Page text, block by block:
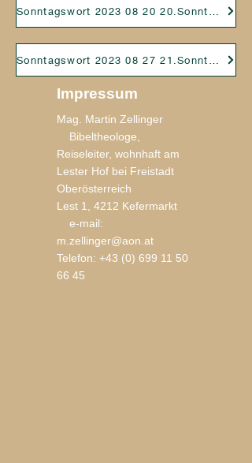
Impressum
Mag. Martin Zellinger
Bibeltheologe,
Reiseleiter, wohnhaft am
Lester Hof bei Freistadt
Oberösterreich
Lest 1, 4212 Kefermarkt
e-mail:
m.zellinger@aon.at
Telefon: +43 (0) 699 11 50
66 45